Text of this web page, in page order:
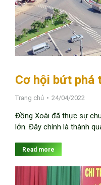
Cơ hội bứt phá
Trang chủ 24/04/2022
Đồng Xoài đã thực sự
lớn. Đây chính là thành
Read more